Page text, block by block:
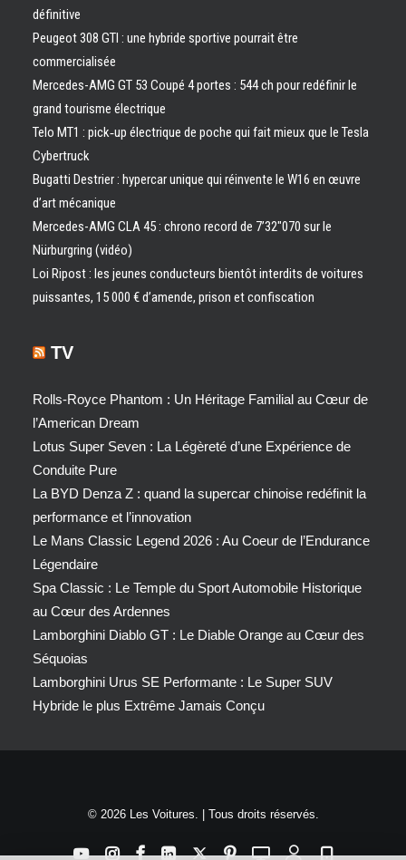
définitive
Peugeot 308 GTI : une hybride sportive pourrait être
commercialisée
Mercedes-AMG GT 53 Coupé 4 portes : 544 ch pour redéfinir le
grand tourisme électrique
Telo MT1 : pick‑up électrique de poche qui fait mieux que le Tesla
Cybertruck
Bugatti Destrier : hypercar unique qui réinvente le W16 en œuvre
d’art mécanique
Mercedes-AMG CLA 45 : chrono record de 7’32″070 sur le
Nürburgring (vidéo)
Loi Ripost : les jeunes conducteurs bientôt interdits de voitures
puissantes, 15 000 € d’amende, prison et confiscation
TV
Rolls-Royce Phantom : Un Héritage Familial au Cœur de
l’American Dream
Lotus Super Seven : La Légèreté d’une Expérience de
Conduite Pure
La BYD Denza Z : quand la supercar chinoise redéfinit la
performance et l’innovation
Le Mans Classic Legend 2026 : Au Coeur de l’Endurance
Légendaire
Spa Classic : Le Temple du Sport Automobile Historique
au Cœur des Ardennes
Lamborghini Diablo GT : Le Diable Orange au Cœur des
Séquoias
Lamborghini Urus SE Performante : Le Super SUV
Hybride le plus Extrême Jamais Conçu
© 2026 Les Voitures. | Tous droits réservés.